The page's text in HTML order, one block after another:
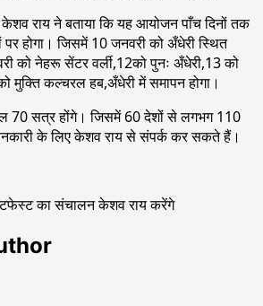
राय ने बताया कि यह आयोजन पाँच दिनों तक
होगा। जिसमें 10 जनवरी को अँधेरी स्थित
को नेहरू सेंटर वर्ली,12को पुनः अँधेरी,13 को
मुक्ति कल्चरल हब,अँधेरी में समापन होगा।
70 सत्र होंगे। जिसमें 60 देशों से लगभग 110
के लिए केशव राय से संपर्क कर सकते हैं।
का संचालन केशव राय करेंगे